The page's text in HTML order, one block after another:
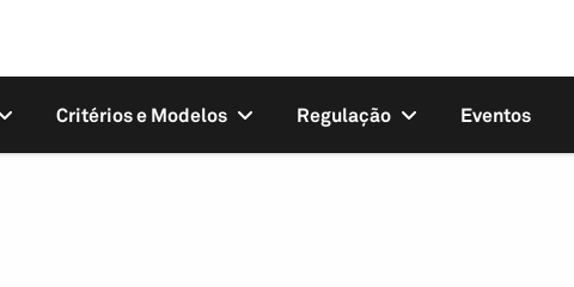
Critérios e Modelos Regulação Eventos